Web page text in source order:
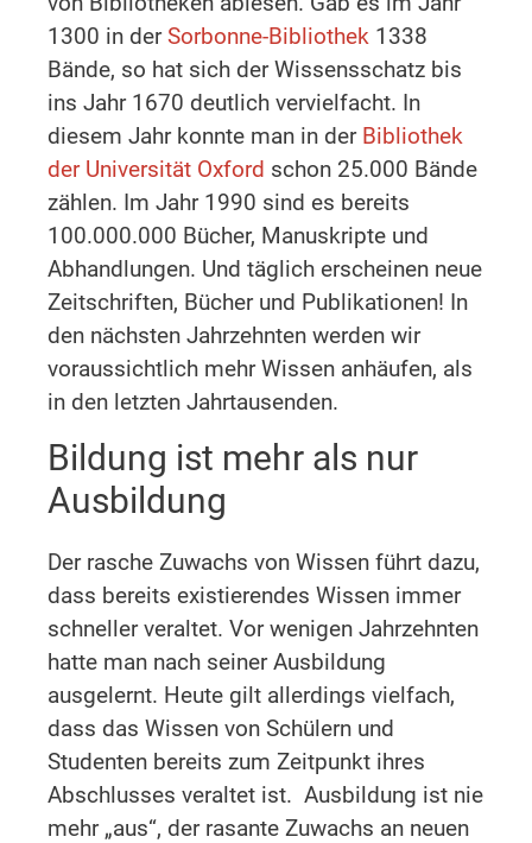
1300 in derSorbonne-Bibliothek 1338
Bände, so hat sich der Wissensschatz bis
ins Jahr 1670 deutlich vervielfacht. In
diesem Jahr konnte man in der Bibliothek
der Universität Oxford schon 25.000 Bände
zählen. Im Jahr 1990 sind es bereits
100.000.000 Bücher, Manuskripte und
Abhandlungen. Und täglich erscheinen neue
Zeitschriften, Bücher und Publikationen! In
den nächsten Jahrzehnten werden wir
voraussichtlich mehr Wissen anhäufen, als
in den letzten Jahrtausenden.
Bildung ist mehr als nur
Ausbildung
Der rasche Zuwachs von Wissen führt dazu,
dass bereits existierendes Wissen immer
schneller veraltet. Vor wenigen Jahrzehnten
hatte man nach seiner Ausbildung
ausgelernt. Heute gilt allerdings vielfach,
dass das Wissen von Schülern und
Studenten bereits zum Zeitpunkt ihres
Abschlusses veraltet ist. Ausbildung ist nie
mehr „aus“, der rasante Zuwachs an neuen